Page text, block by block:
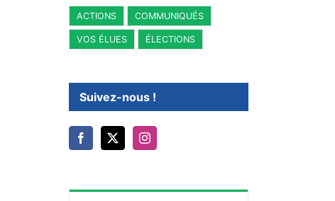
ACTIONS COMMUNIQUÉS
VOS ÉLUES ÉLECTIONS
Suivez-nous !